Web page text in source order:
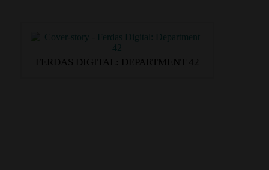
FERDAS DIGITAL: DEPARTMENT 42